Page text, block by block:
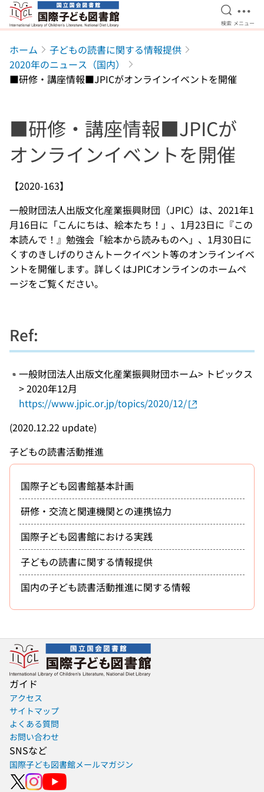
本文へ移動
検索を
検索 メ
メニュー
ホーム
子どもの読書に関する情報提供
2020年のニュース（国内）
■研修・講座情報■JPICがオンラインイベントを開催
■研修・講座情報■JPICが
オンラインイベントを開催
【2020-163】
一般財団法人出版文化産業振興財団（JPIC）は、2021年1
月16日に「こんにちは、絵本たち！」、1月23日に『この
本読んで！』勉強会「絵本から読みものへ」、1月30日に
くすのきしげのりさんトークイベント等のオンラインイベ
ントを開催します。詳しくはJPICオンラインのホームペ
ージをご覧ください。
Ref:
一般財団法人出版文化産業振興財団ホーム> トピックス
> 2020年12月
https://www.jpic.or.jp/topics/2020/12/
(2020.12.22 update)
子どもの読書活動推進
国際子ども図書館基本計画
研修・交流と関連機関との連携協力
国際子ども図書館における実践
子どもの読書に関する情報提供
国内の子ども読書活動推進に関する情報
ガイド
アクセス
サイトマップ
よくある質問
お問い合わせ
SNSなど
国際子ども図書館メールマガジン